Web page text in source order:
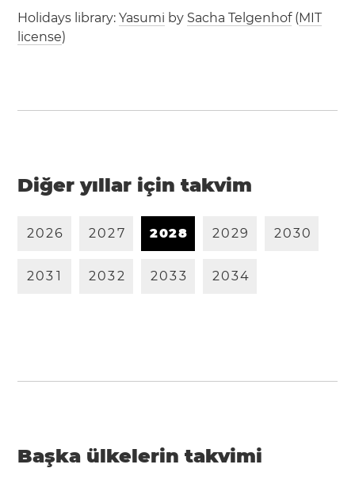
Holidays library:Yasumi by Sacha Telgenhof(MIT
license)
Diğer yıllar için takvim
2026 2027 2028 2029 2030
203 1 2032 2033 2034
Başka ülkelerin takvimi